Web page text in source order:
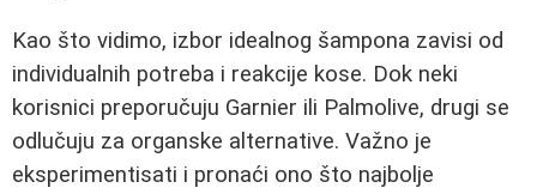
Kao što vidimo, izbor idealnog šampona zavisi od
individualnih potreba i reakcije kose. Dok neki
korisnici preporučuju Garnier ili Palmolive, drugi se
odlučuju za organske alternative. Važno je
eksperimentisati i pronaći ono što najbolje